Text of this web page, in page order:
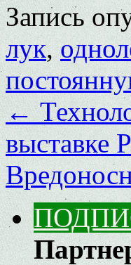
Запись
лук,
←
выставке